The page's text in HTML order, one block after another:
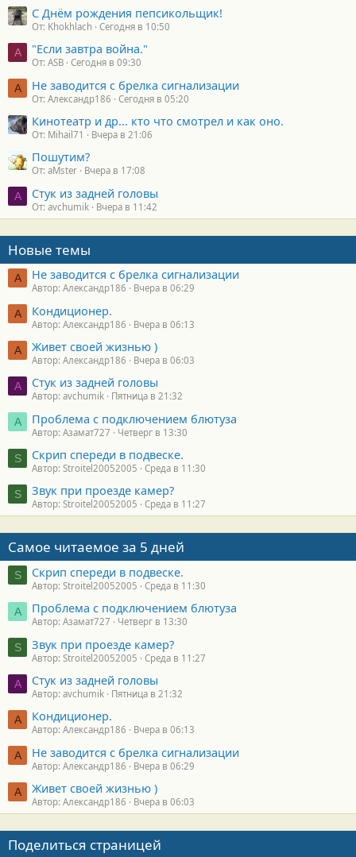
С Днём рождения пепсикольщик!
От: Khokhlach Сегодня в 10:50
A "Если завтра война."
От: ASB Сегодня в 09:30
А Не заводится с брелка сигнализации
От: Александр186 Сегодня в 05:20
Кинотеатр и др... кто что смотрел и как оно.
От: Mihail71 Вчера в 21:06
Пошутим?
От: aMster Вчера в 17:08
A Стук из задней головы
От: avchumik Вчера в 11:42
Новые темы
А Не заводится с брелка сигнализации
Автор: Александр186 Вчера в 06:29
А Кондиционер.
Автор: Александр186 Вчера в 06:13
А Живет своей жизнью )
Автор: Александр186 Вчера в 06:03
A Стук из задней головы
Автор: avchumik Пятница в 21:32
А Проблема с подключением блютуза
Автор: Азамат727 Четверг в 13:30
S Скрип спереди в подвеске.
Автор: Stroitel20052005 Среда в 11:30
S Звук при проезде камер?
Автор: Stroitel20052005 Среда в 11:27
Самое читаемое за 5 дней
S Скрип спереди в подвеске.
Автор: Stroitel20052005 Среда в 11:30
А Проблема с подключением блютуза
Автор: Азамат727 Четверг в 13:30
S Звук при проезде камер?
Автор: Stroitel20052005 Среда в 11:27
A Стук из задней головы
Автор: avchumik Пятница в 21:32
А Кондиционер.
Автор: Александр186 Вчера в 06:13
А Не заводится с брелка сигнализации
Автор: Александр186 Вчера в 06:29
А Живет своей жизнью )
Автор: Александр186 Вчера в 06:03
Поделиться страницей